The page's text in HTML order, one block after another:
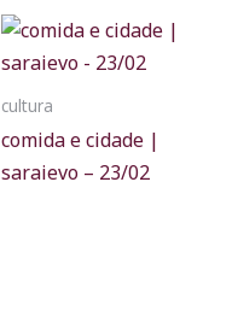
cultura
comida e cidade |
saraievo – 23/02